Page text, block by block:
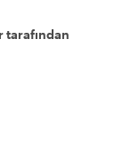
tarafından